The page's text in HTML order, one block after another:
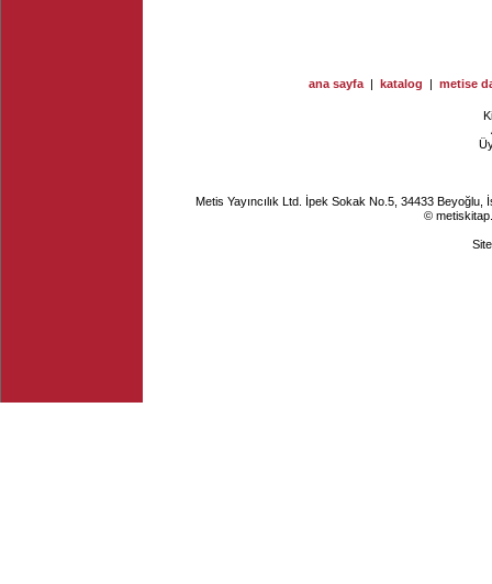
ana sayfa | katalog | metise
Metis Yayıncılık Ltd. İpek Sokak No.5, 34433
©